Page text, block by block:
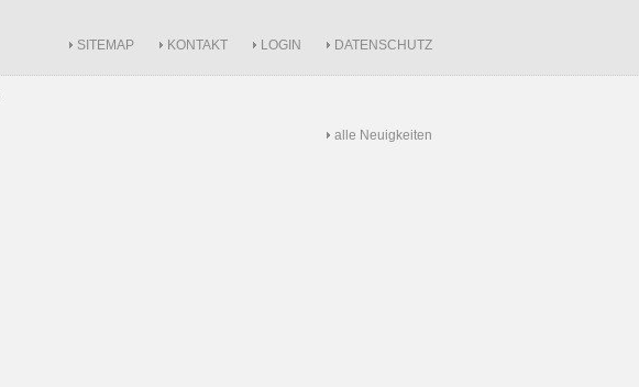
SITEMAP KONTAKT LOGIN DATENSCHUTZ
alle Neuigkeiten